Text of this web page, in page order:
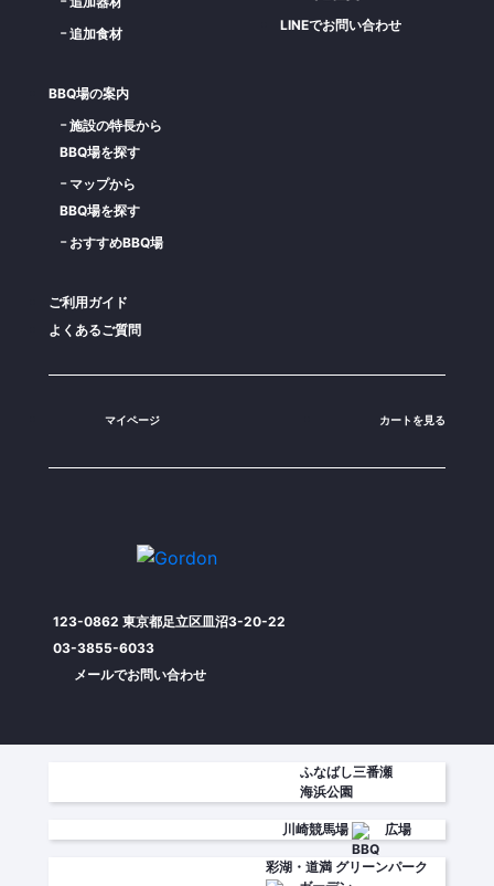
123-0862 東京都足立区皿沼3-20-22
03-3855-6033
メールでお問い合わせ
追加食材
BBQ場の案内
施設の特長から
BBQ場を探す
マップから
BBQ場を探す
おすすめBBQ場
ご利用ガイド
よくあるご質問
LINEでお問い合わせ
マイページ カートを見る
ふなばし三番瀬
海浜公園
川崎競馬場 広場
彩湖・道満グリーンパーク